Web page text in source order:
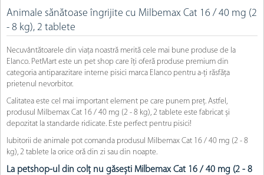
Animale sănătoase îngrijite cu Milbemax Cat 16 / 40 mg (2
- 8 kg), 2 tablete
Necuvântătoarele din viața noastră merită cele mai bune produse de la
Elanco. PetMart este un pet shop care îți oferă produse premium din
categoria antiparazitare interne pisici marca Elanco pentru a-ți răsfăța
prietenul nevorbitor.
Calitatea este cel mai important element pe care punem preț. Astfel,
produsul Milbemax Cat 16 / 40 mg (2 - 8 kg), 2 tablete este fabricat și
depozitat la standarde ridicate. Este perfect pentru pisici!
Iubitorii de animale pot comanda produsul Milbemax Cat 16 / 40 mg (2 - 8
kg), 2 tablete la orice oră din zi sau din noapte.
La petshop-ul din colț nu găsești Milbemax Cat 16 / 40 mg (2 - 8